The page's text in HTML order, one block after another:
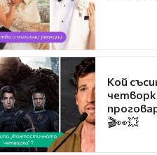
Кой
🎬👀💥